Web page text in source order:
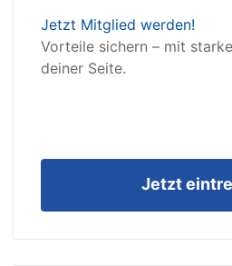
Jetzt Mitglied werden!
Vorteile sichern – mit
deiner Seite.
Jetzt